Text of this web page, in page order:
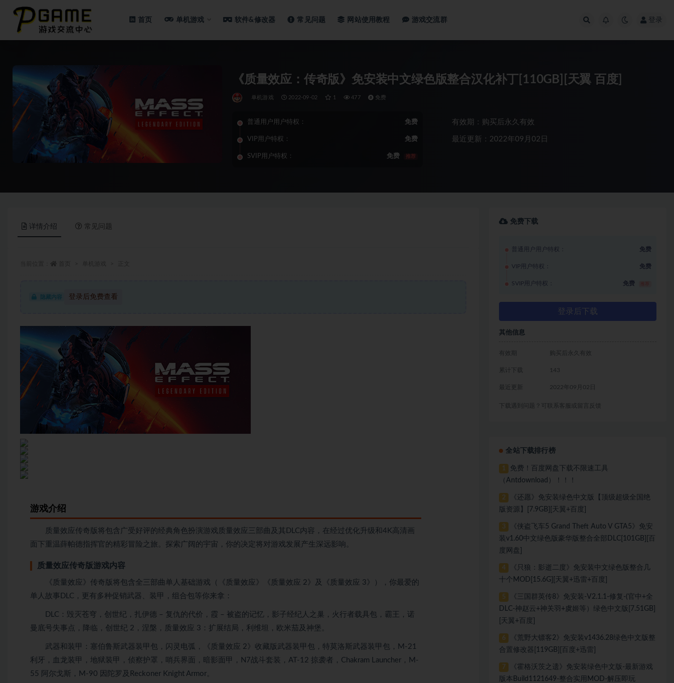
首页 单机游戏 软件&修改器 常见问题 网站使用教程 游戏交流群 登录
《质量效应：传奇版》免安装中文绿色版整合汉化补丁[110GB][天翼 百度]
单机游戏 2022-09-02 1 477 免费
普通用户用户特权： 免费
VIP用户特权： 免费
SVIP用户特权： 免费 推荐
有效期：购买后永久有效
最近更新：2022年09月02日
详情介绍 常见问题
隐藏内容 登录后免费查看
游戏介绍
质量效应传奇版将包含广受好评的经典角色扮演游戏质量效应三部曲及其DLC内容，在经过优化升级和4K高清画
面下重温薛帕德指挥官的精彩冒险之旅。探索广阔的宇宙，你的决定将对游戏发展产生深远影响。
质量效应传奇版游戏内容
《质量效应》传奇版将包含全三部曲单人基础游戏（《质量效应》《质量效应 2》及《质量效应 3》），你最爱的
单人故事DLC，更有多种促销武器、装甲，组合包等你来拿：
DLC：毁灭苍穹，创世纪，扎伊德 – 复仇的代价，霞 – 被盗的记忆，影子经纪人之巢，火行者载具包，霸王，诺
曼底号失事点，降临，创世纪 2，涅槃，质量效应 3：扩展结局，利维坦，欧米茄及神堡。
武器和装甲：塞伯鲁斯武器装甲包，闪灵电弧，《质量效应 2》收藏版武器装甲包，特莫洛斯武器装甲包，M-21
利牙，血龙装甲，地狱装甲，侦察护罩，哨兵界面，暗影面甲，N7战斗套装，AT-12 掠袭者，Chakram Launcher，M-
55 阿尔戈斯，M-90 因陀罗及Reckoner Knight Armor。
免费下载
普通用户用户特权： 免费
VIP用户特权： 免费
SVIP用户特权： 免费
登录后下载
其他信息
有效期 购买后永久有效
累计下载 143
最近更新 2022年09月02日
下载遇到问题？可联系客服或留言反馈
全站下载排行榜
1
免费！百度网盘下载不限速工具
（Antdownload）！！！
2
《还愿》免安装绿色中文版【顶级超级全国绝
版资源】[7.9GB][天翼+百度]
3
《侠盗飞车5 Grand Theft Auto V GTA5》免安
装v1.60中文绿色版豪华版整合全部DLC[101GB][百
度网盘]
4
《只狼：影逝二度》免安装中文绿色版整合几
十个MOD[15.6G][天翼+迅雷+百度]
5
《三国群英传8》免安装-V2.1.1-修复-(官中+全
DLC-神赵云+神关羽+虞姬等）绿色中文版[7.51GB]
[天翼+百度]
6
《荒野大镖客2》免安装v1436.28绿色中文版整
合置修改器[119GB][百度+迅雷]
7
《霍格沃茨之遗》免安装绿色中文版-最新游戏
版本Build1121649-整合实用MOD-解压即玩